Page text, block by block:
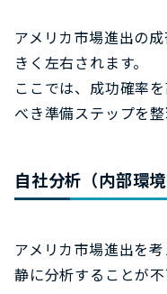
アメリカ市場進出の
きく左右されます。
ここでは、成功確率
べき準備ステップを整
自社分析（内部環境
アメリカ市場進出を
静に分析することが不